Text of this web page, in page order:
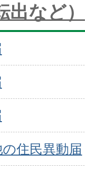
出など）
住民異動届